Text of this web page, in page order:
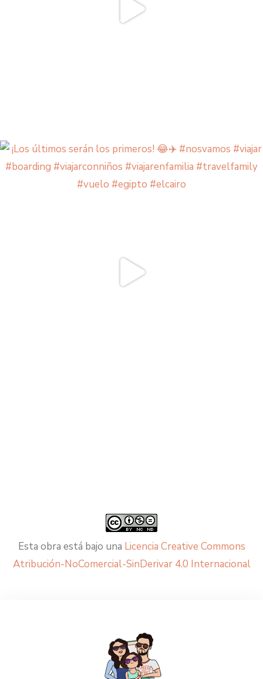
Esta obra está bajo una Licencia Creative Commons
Atribución-NoComercial-SinDerivar 4.0 Internacional